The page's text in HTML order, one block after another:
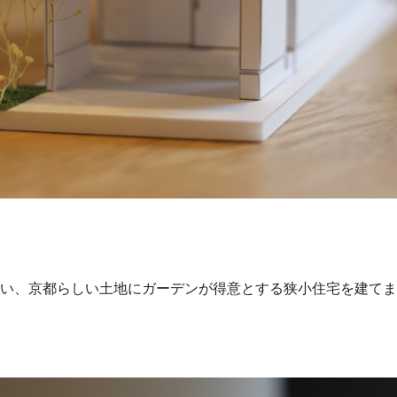
、京都らしい土地にガーデンが得意とする狭小住宅を建て